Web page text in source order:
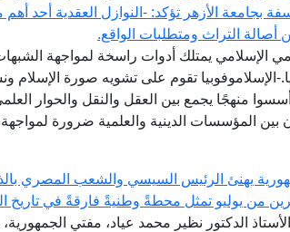
بجامعة الأزهر تؤكد: -النوازل العقدية أحد
أصالة التراث ومتطلبات الواقع.
الإسلامي يمتلك أدوات راسخة لمواجهة
الإسلاموفوبيا تقوم على تشويه صورة الإسلام
منهجًا يجمع بين العقل والنقل والحوار
بين المؤسسات الدينية والعلمية ضرورة لمواجهة
من يوليو تمثل محطةً وطنيةً فارقةً في تاريخ
الدكتور نظير محمد عياد، مفتي